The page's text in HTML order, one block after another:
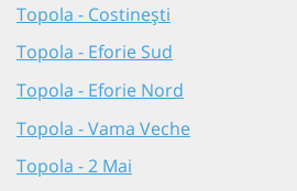
Topola - Costinești
Topola - Eforie Sud
Topola - Eforie Nord
Topola - Vama Veche
Topola - 2 Mai